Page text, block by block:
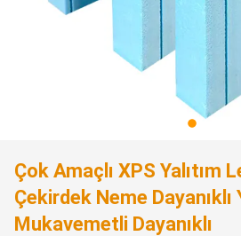
Çok Amaçlı XPS Yalıtım
Çekirdek Neme Dayanıklı
Mukavemetli Dayanıklı